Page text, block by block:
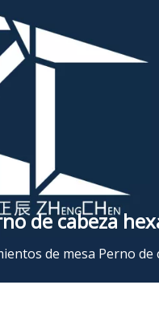
de cabeza
de mesa Perno de